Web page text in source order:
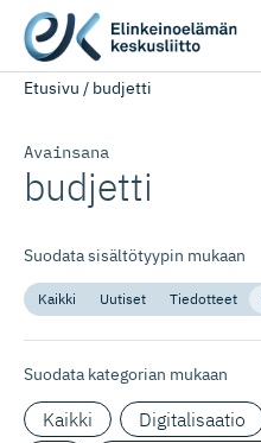
Etusivu / budjetti
Avainsana
budjetti
Suodata sisältötyypin mukaan
Kaikki Uutiset Tiedotteet
Suodata kategorian mukaan
Kaikki Digitalisaatio